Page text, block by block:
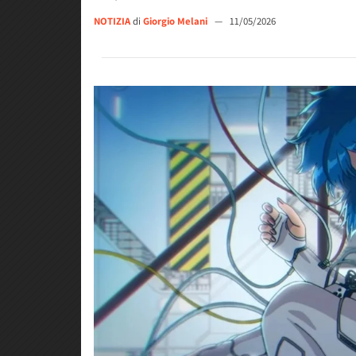
NOTIZIAdi Giorgio Melani — 11/05/2026